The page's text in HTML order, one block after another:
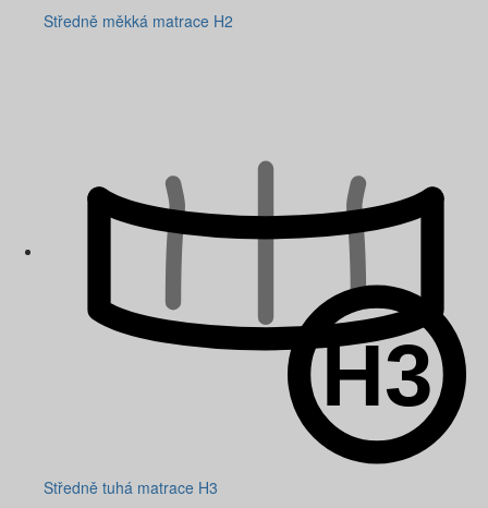
Středně měkká matrace H2
Středně tuhá matrace H3